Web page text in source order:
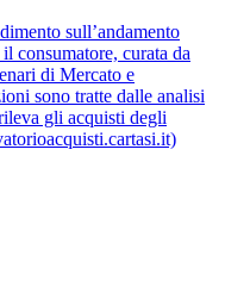
sull’andamento
consumatore, curata da
di Mercato e
sono tratte dalle analisi
gli acquisti degli